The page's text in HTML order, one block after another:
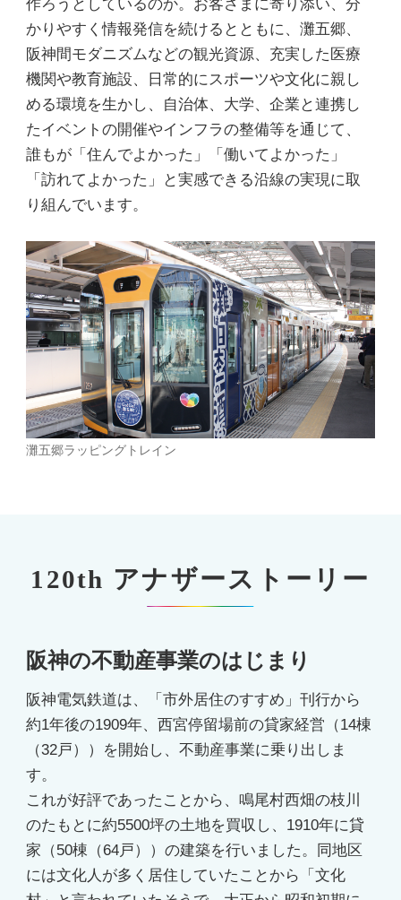
作ろうとしているのか。お客さまに寄り添い、分
かりやすく情報発信を続けるとともに、灘五郷、
阪神間モダニズムなどの観光資源、充実した医療
機関や教育施設、日常的にスポーツや文化に親し
める環境を生かし、自治体、大学、企業と連携し
たイベントの開催やインフラの整備等を通じて、
誰もが「住んでよかった」「働いてよかった」
「訪れてよかった」と実感できる沿線の実現に取
り組んでいます。
灘五郷ラッピングトレイン
120th アナザーストーリー
阪神の不動産事業のはじまり
阪神電気鉄道は、「市外居住のすすめ」刊行から
約1年後の1909年、西宮停留場前の貸家経営（14棟
（32戸））を開始し、不動産事業に乗り出しま
す。
これが好評であったことから、鳴尾村西畑の枝川
のたもとに約5500坪の土地を買収し、1910年に貸
家（50棟（64戸））の建築を行いました。同地区
には文化人が多く居住していたことから「文化